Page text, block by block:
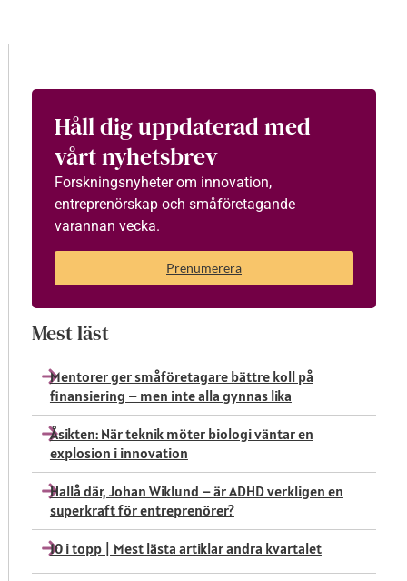
Håll dig uppdaterad med
vårt nyhetsbrev
Forskningsnyheter om innovation,
entreprenörskap och småföretagande
varannan vecka.
Prenumerera
Mest läst
Mentorer ger småföretagare bättre koll på
finansiering – men inte alla gynnas lika
Åsikten: När teknik möter biologi väntar en
explosion i innovation
Hallå där, Johan Wiklund – är ADHD verkligen en
superkraft för entreprenörer?
10 i topp | Mest lästa artiklar andra kvartalet